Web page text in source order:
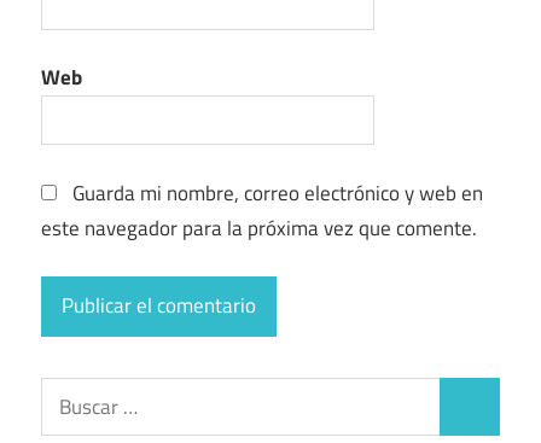
Web
Guarda mi nombre, correo electrónico y web en
este navegador para la próxima vez que comente.
Buscar: